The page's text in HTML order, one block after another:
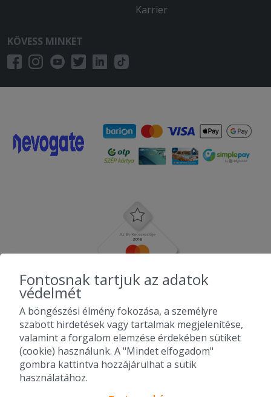
Karrier
KÖVESS MINKET
Fontosnak tartjuk az adatok
védelmét
A böngészési élmény fokozása, a személyre
szabott hirdetések vagy tartalmak megjelenítése,
valamint a forgalom elemzése érdekében sütiket
(cookie) használunk. A "Mindet elfogadom"
gombra kattintva hozzájárulhat a sütik
használatához.